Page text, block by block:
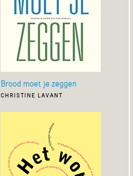
Brood moet je zeggen
christine lavant